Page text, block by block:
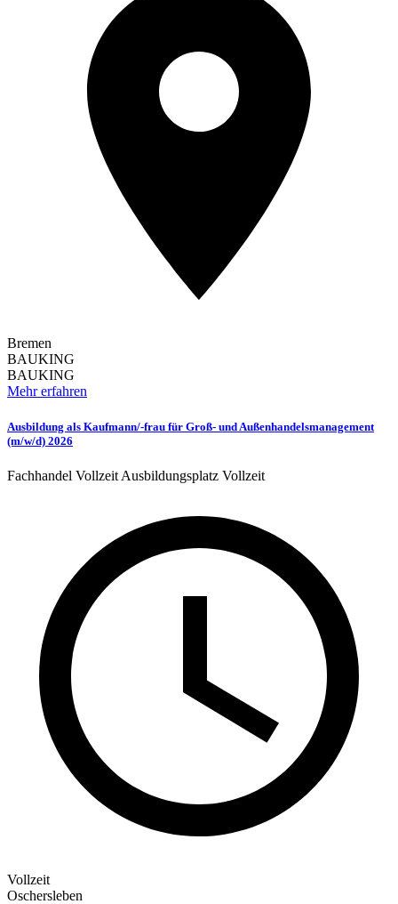
Bremen
BAUKING
BAUKING
Mehr erfahren
Ausbildung als Kaufmann/-frau für Groß- und Außenhandelsmanagement
(m/w/d) 2026
Fachhandel Vollzeit Ausbildungsplatz Vollzeit
Vollzeit
Oschersleben